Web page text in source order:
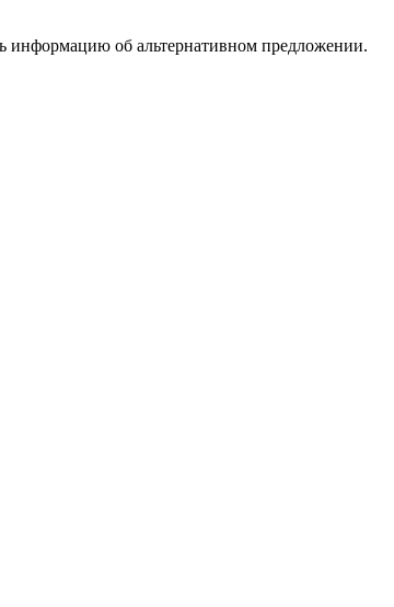
информацию об альтернативном предложении.